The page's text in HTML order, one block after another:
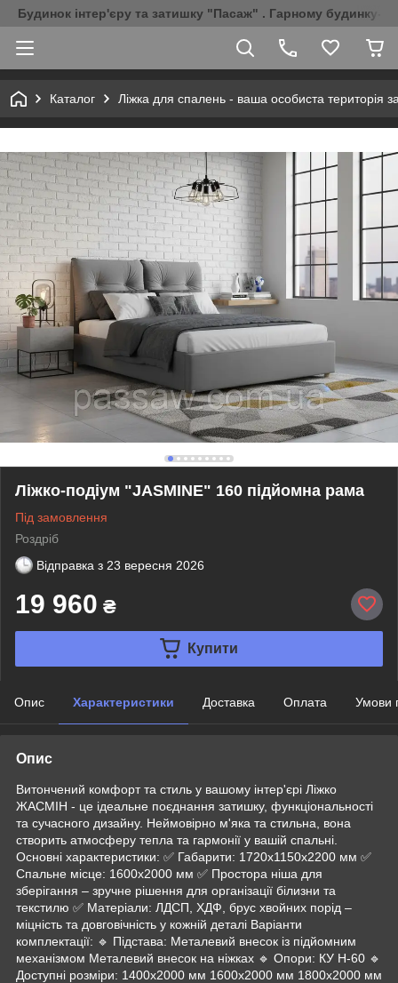
Будинок інтер'єру та затишку "Пасаж" . Гарному будинку-
Каталог Ліжка для спалень - ваша особиста територія
Ліжко-подіум "JASMINE" 160 підйомна рама
Під замовлення
Роздріб
Відправка з 23 вересня 2026
19 960 ₴
Купити
Опис Характеристики Доставка Оплата Умови
Опис
Витончений комфорт та стиль у вашому інтер'єрі Ліжко
ЖАСМІН - це ідеальне поєднання затишку, функціональності
та сучасного дизайну. Неймовірно м'яка та стильна, вона
створить атмосферу тепла та гармонії у вашій спальні.
Основні характеристики: ✅ Габарити: 1720х1150х2200 мм ✅
Спальне місце: 1600х2000 мм ✅ Простора ніша для
зберігання – зручне рішення для організації білизни та
текстилю ✅ Матеріали: ЛДСП, ХДФ, брус хвойних порід –
міцність та довговічність у кожній деталі Варіанти
комплектації: 🔹 Підстава: Металевий внесок із підйомним
механізмом Металевий внесок на ніжках 🔹 Опори: КУ Н-60 🔹
Доступні розміри: 1400х2000 мм 1600х2000 мм 1800х2000 мм